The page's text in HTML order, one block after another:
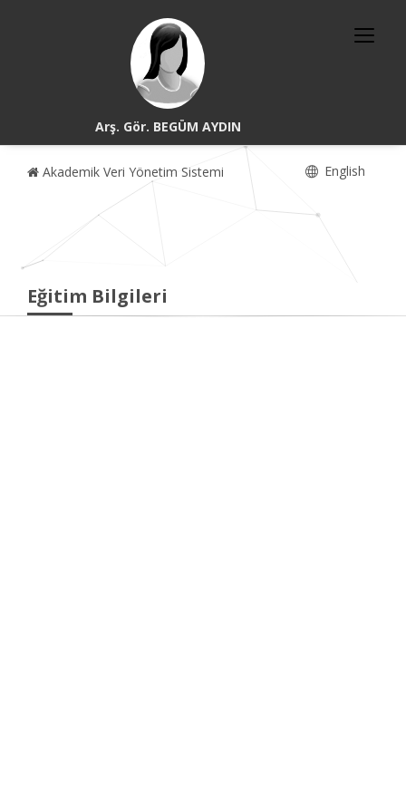
Arş. Gör. BEGÜM AYDIN
Akademik Veri Yönetim Sistemi English
Eğitim Bilgileri